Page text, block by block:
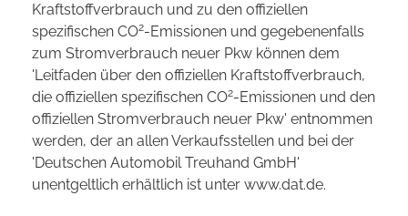
Kraftstoffverbrauch und zu den offiziellen
spezifischen CO2-Emissionen und gegebenenfalls
zum Stromverbrauch neuer Pkw können dem
'Leitfaden über den offiziellen Kraftstoffverbrauch,
die offiziellen spezifischen CO2-Emissionen und den
offiziellen Stromverbrauch neuer Pkw' entnommen
werden, der an allen Verkaufsstellen und bei der
'Deutschen Automobil Treuhand GmbH'
unentgeltlich erhältlich ist unter www.dat.de.